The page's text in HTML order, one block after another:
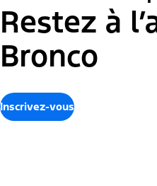
Restez à
Bronco
Inscrivez-vous